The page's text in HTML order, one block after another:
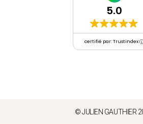
5.0
certifié par: Trustindex
© JULIEN GAUTHIER